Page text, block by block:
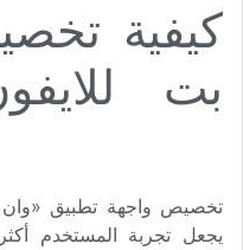
كيفية
بت
تخصيص واجهة تطبيق
يجعل تجربة المستخدم